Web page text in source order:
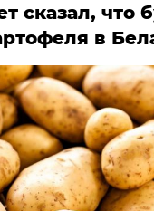
сказал, что
в